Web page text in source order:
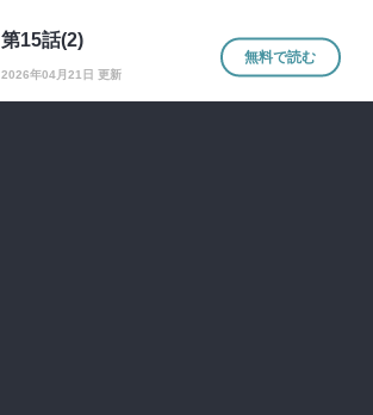
第15話(2)
2026年04月21日 更新
無料で読む